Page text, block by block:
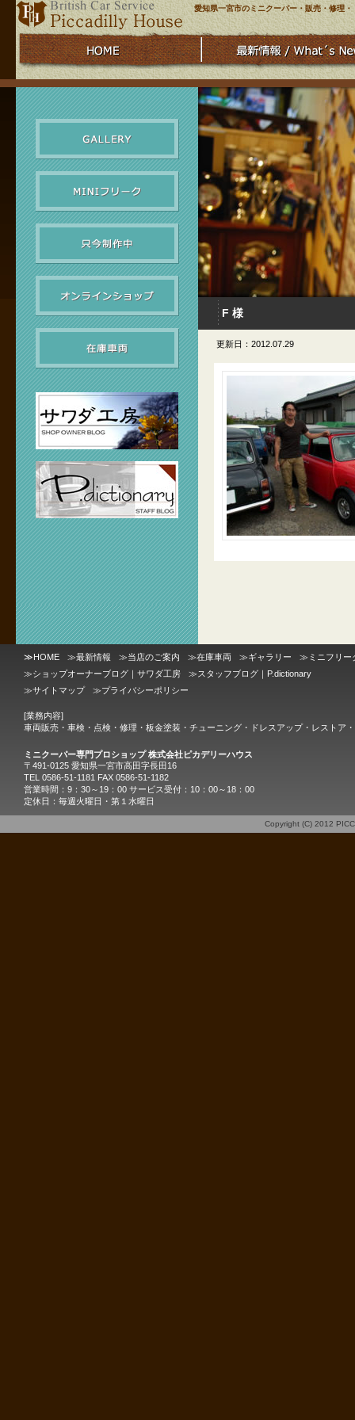
愛知県一宮市のミニクーパー・販売・修理
F 様
更新日：2012.07.29
≫HOME ≫最新情報 ≫当店のご案内 ≫在庫車両 ≫ギャラリー ≫ ミニフリー
≫ショップオーナーブログ｜サワダ工房 ≫スタッフブログ｜P.dictionary
≫サイトマップ ≫プライバシーポリシー
[業務内容]
車両販売・車検・点検・修理・板金塗装・チューニング・ドレスアップ・レストア
ミニクーパー専門プロショップ 株式会社ピカデリーハウス
〒491-0125 愛知県一宮市高田字長田16
TEL 0586-51-1181 FAX 0586-51-1182
営業時間：9：30～19：00 サービス受付：10：00～18：00
定休日：毎週火曜日・第１水曜日
Copyright (C) 2012